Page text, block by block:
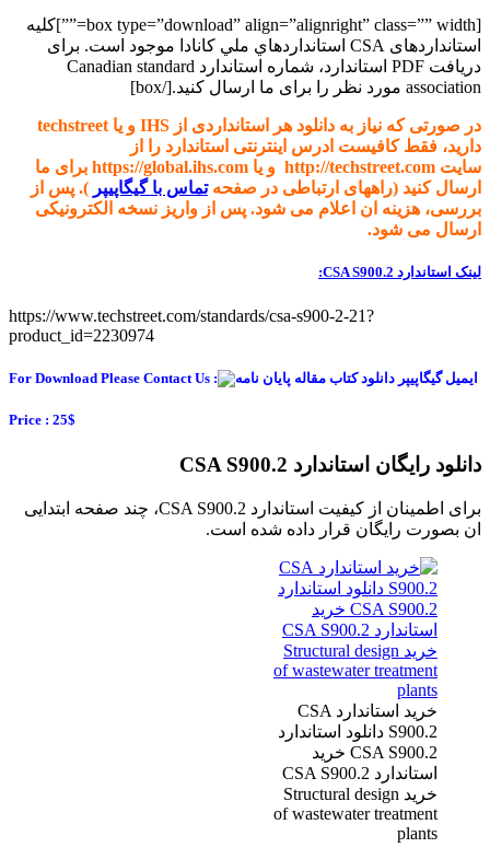
[box type=”download” align=”alignright” class=”” width=””]کلیه
استانداردهای CSA استانداردهاي ملي کانادا موجود است. برای
دریافت PDF استاندارد، شماره استاندارد Canadian standard
association مورد نظر را برای ما ارسال کنید.[/box]
در صورتی که نیاز به دانلود هر استانداردی از IHS و یا techstreet
دارید، فقط کافیست ادرس اینترنتی استاندارد را از
سایت http://techstreet.com و یا https://global.ihs.com برای ما
ارسال کنید (راههای ارتباطی در صفحهتماس با گیگاپیپر ). پس از
بررسی، هزینه ان اعلام می شود. پس از واریز نسخه الکترونیکی
ارسال می شود.
لینک استاندارد CSA S900.2:
https://www.techstreet.com/standards/csa-s900-2-21?
product_id=2230974
For Download Please Contact Us :
Price : 25$
دانلود رایگان استاندارد CSA S900.2
برای اطمینان از کیفیت استاندارد CSA S900.2، چند صفحه ابتدایی
ان بصورت رایگان قرار داده شده است.
خرید استاندارد CSA
S900.2 دانلود استاندارد
CSA S900.2 خرید
استاندارد CSA S900.2
خرید Structural design
of wastewater treatment
plants